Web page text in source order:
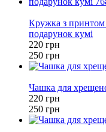
Кружка з
подарунок кумі
220 грн
250 грн
Чашка для
220 грн
250 грн